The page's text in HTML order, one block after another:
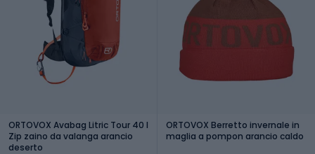
ORTOVOX Avabag Litric Tour 40 l
Zip zaino da valanga arancio
deserto
ORTOVOX Berretto invernale in
maglia a pompon arancio caldo